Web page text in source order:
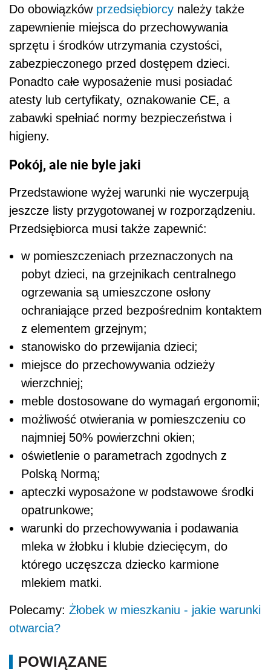
Do obowiązków przedsiębiorcy należy także
zapewnienie miejsca do przechowywania
sprzętu i środków utrzymania czystości,
zabezpieczonego przed dostępem dzieci.
Ponadto całe wyposażenie musi posiadać
atesty lub certyfikaty, oznakowanie CE, a
zabawki spełniać normy bezpieczeństwa i
higieny.
Pokój, ale nie byle jaki
Przedstawione wyżej warunki nie wyczerpują
jeszcze listy przygotowanej w rozporządzeniu.
Przedsiębiorca musi także zapewnić:
w pomieszczeniach przeznaczonych na
pobyt dzieci, na grzejnikach centralnego
ogrzewania są umieszczone osłony
ochraniające przed bezpośrednim kontaktem
z elementem grzejnym;
stanowisko do przewijania dzieci;
miejsce do przechowywania odzieży
wierzchniej;
meble dostosowane do wymagań ergonomii;
możliwość otwierania w pomieszczeniu co
najmniej 50% powierzchni okien;
oświetlenie o parametrach zgodnych z
Polską Normą;
apteczki wyposażone w podstawowe środki
opatrunkowe;
warunki do przechowywania i podawania
mleka w żłobku i klubie dziecięcym, do
którego uczęszcza dziecko karmione
mlekiem matki.
Polecamy: Żłobek w mieszkaniu - jakie warunki
otwarcia?
POWIĄZANE